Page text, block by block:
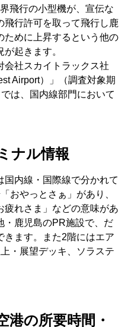
飛行の小型機が、宣伝な
飛行許可を取って飛行し鹿
ために上昇するという他の
起きます。
会社スカイトラックス社
Airport）」（調査対象期
は、国内線部門において
ナル情報
国内線・国際線で分かれて
おやっとさぁ」があり、
疲れさま」などの意味があ
・鹿児島のPR施設で、だ
きます。また2階にはエア
・展望デッキ、ソラステ
の所要時間・